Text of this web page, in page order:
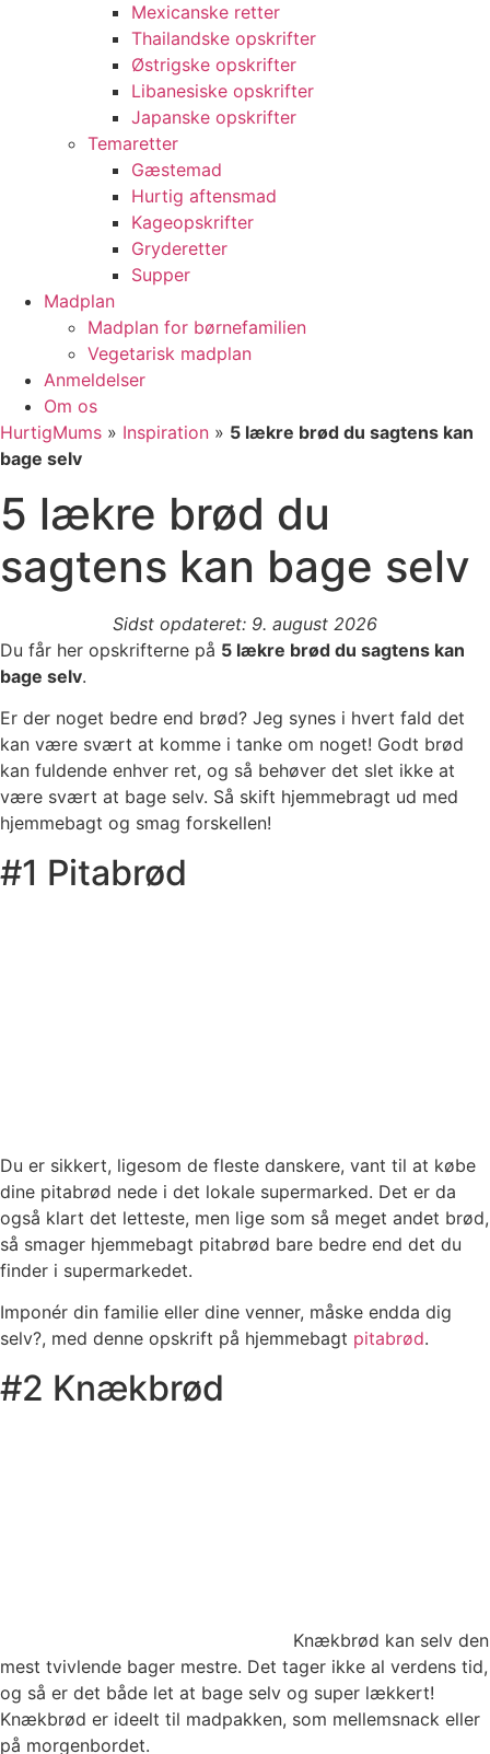
Mexicanske retter
Thailandske opskrifter
Østrigske opskrifter
Libanesiske opskrifter
Japanske opskrifter
Temaretter
Gæstemad
Hurtig aftensmad
Kageopskrifter
Gryderetter
Supper
Madplan
Madplan for børnefamilien
Vegetarisk madplan
Anmeldelser
Om os
HurtigMums » Inspiration » 5 lækre brød du sagtens kan
bage selv
5 lækre brød du
sagtens kan bage selv
Sidst opdateret: 9. august 2026
Du får her opskrifterne på 5 lækre brød du sagtens kan
bage selv.
Er der noget bedre end brød? Jeg synes i hvert fald det
kan være svært at komme i tanke om noget! Godt brød
kan fuldende enhver ret, og så behøver det slet ikke at
være svært at bage selv. Så skift hjemmebragt ud med
hjemmebagt og smag forskellen!
#1 Pitabrød
Du er sikkert, ligesom de fleste danskere, vant til at købe
dine pitabrød nede i det lokale supermarked. Det er da
også klart det letteste, men lige som så meget andet brød,
så smager hjemmebagt pitabrød bare bedre end det du
finder i supermarkedet.
Imponér din familie eller dine venner, måske endda dig
selv?, med denne opskrift på hjemmebagt pitabrød.
#2 Knækbrød
Knækbrød kan selv den
mest tvivlende bager mestre. Det tager ikke al verdens tid,
og så er det både let at bage selv og super lækkert!
Knækbrød er ideelt til madpakken, som mellemsnack eller
på morgenbordet.